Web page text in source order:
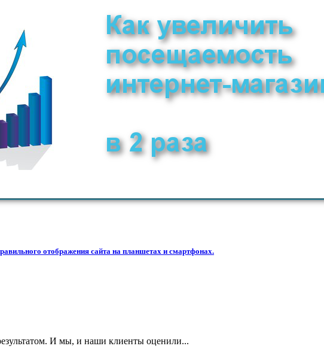
отображения сайта на планшетах и смартфонах.
И мы, и наши клиенты оценили...